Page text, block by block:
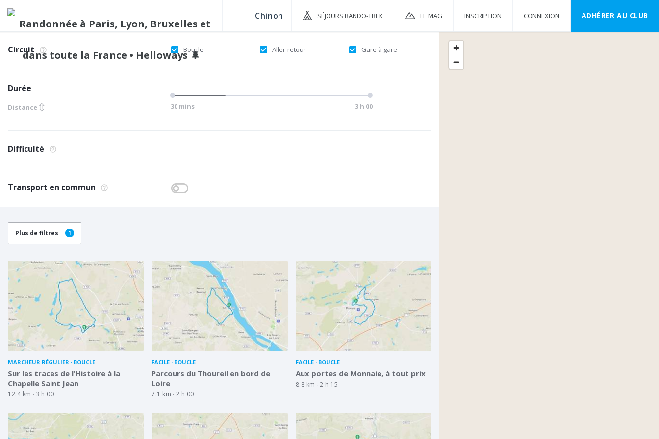
SÉJOURS RANDO-TREK LE MAG INSCRIPTION CONNEXION ADHÉRER AU CLUB
Circuit Boucle Aller-retour Gare à gare
Durée
Distance ⇳ 30 mins 3 h 00
Difficulté
Transport en commun
Plus de filtres 1
MARCHEUR RÉGULIER BOUCLE
Sur les traces de l'Histoire à la
Chapelle Saint Jean
12.4 km 3 h 00
FACILE BOUCLE
Parcours du Thoureil en bord de
Loire
7.1 km 2 h 00
FACILE BOUCLE
Aux portes de Monnaie, à tout prix
8.8 km 2 h 15